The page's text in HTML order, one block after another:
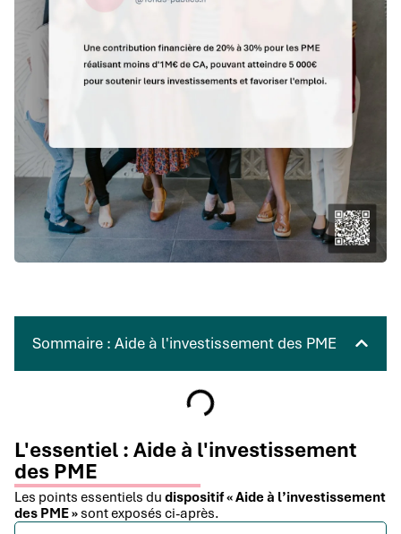
Sommaire : Aide à l'investissement des PME
L'essentiel : Aide à l'investissement
des PME
Les points essentiels du dispositif « Aide à l’investissement
des PME » sont exposés ci-après.